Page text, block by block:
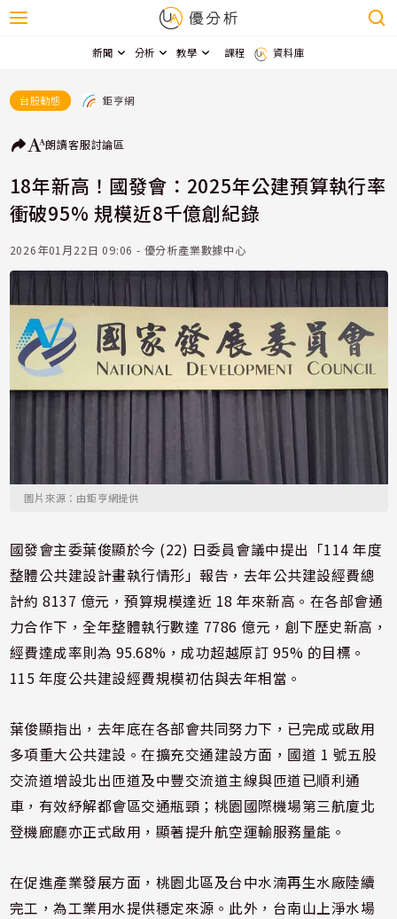
新聞 分析 教學 課程 資料庫
台股動態 鉅亨網
朗讀客服討論區
18年新高！國發會：2025年公建預算執行率
衝破95% 規模近8千億創紀錄
2026年01月22日 09:06 - 優分析產業數據中心
圖片來源：由鉅亨網提供
國發會主委葉俊顯於今 (22) 日委員會議中提出「114 年度
整體公共建設計畫執行情形」報告，去年公共建設經費總
計約 8137 億元，預算規模達近 18 年來新高。在各部會通
力合作下，全年整體執行數達 7786 億元，創下歷史新高，
經費達成率則為 95.68%，成功超越原訂 95% 的目標。
115 年度公共建設經費規模初估與去年相當。
葉俊顯指出，去年底在各部會共同努力下，已完成或啟用
多項重大公共建設。在擴充交通建設方面，國道 1 號五股
交流道增設北出匝道及中豐交流道主線與匝道已順利通
車，有效紓解都會區交通瓶頸；桃園國際機場第三航廈北
登機廊廳亦正式啟用，顯著提升航空運輸服務量能。
在促進產業發展方面，桃園北區及台中水湳再生水廠陸續
完工，為工業用水提供穩定來源。此外，台南山上淨水場